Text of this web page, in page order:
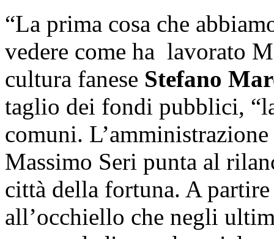
“La prima cosa che
vedere come ha lavorato
cultura fanese Stefano
taglio dei fondi pubblici,
comuni.
Massimo Seri punta al
città della fortuna. A
all’occhiello che negli